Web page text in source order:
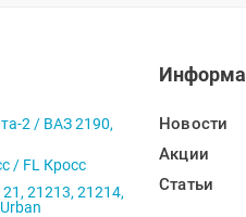
2 / ВАЗ 2190,
/ FL Кросс
21213, 21214,
Новости
Акции
Статьи